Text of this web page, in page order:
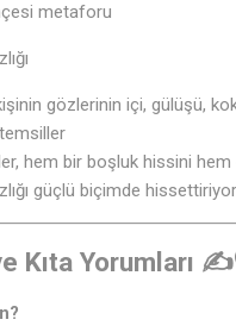
metaforu
gözlerinin içi, gülüşü,
hem bir boşluk hissini hem
güçlü biçimde
Kıta Yorumları